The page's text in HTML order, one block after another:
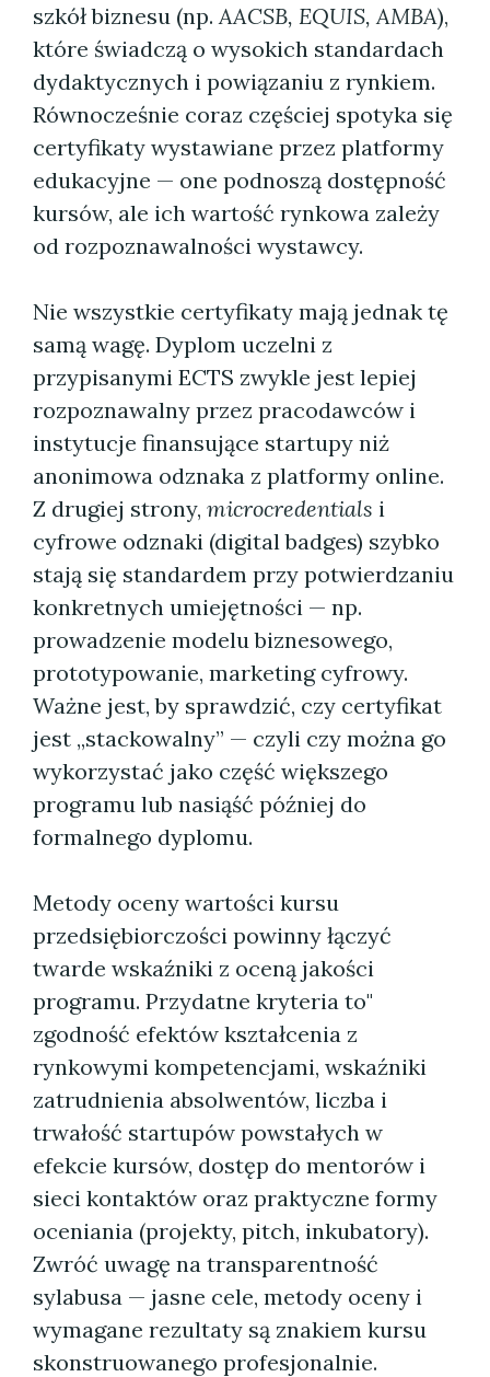
szkół biznesu (np.AACSB, EQUIS, AMBA),
które świadczą o wysokich standardach
dydaktycznych i powiązaniu z rynkiem.
Równocześnie coraz częściej spotyka się
certyfikaty wystawiane przez platformy
edukacyjne — one podnoszą dostępność
kursów, ale ich wartość rynkowa zależy
od rozpoznawalności wystawcy.
Nie wszystkie certyfikaty mają jednak tę
samą wagę. Dyplom uczelni z
przypisanymi ECTS zwykle jest lepiej
rozpoznawalny przez pracodawców i
instytucje finansujące startupy niż
anonimowa odznaka z platformy online.
Z drugiej strony, microcredentials i
cyfrowe odznaki (digital badges) szybko
stają się standardem przy potwierdzaniu
konkretnych umiejętności — np.
prowadzenie modelu biznesowego,
prototypowanie, marketing cyfrowy.
Ważne jest, by sprawdzić, czy certyfikat
jest „stackowalny” — czyli czy można go
wykorzystać jako część większego
programu lub nasiąść później do
formalnego dyplomu.
Metody oceny wartości kursu
przedsiębiorczości powinny łączyć
twarde wskaźniki z oceną jakości
programu. Przydatne kryteria to"
zgodność efektów kształcenia z
rynkowymi kompetencjami, wskaźniki
zatrudnienia absolwentów, liczba i
trwałość startupów powstałych w
efekcie kursów, dostęp do mentorów i
sieci kontaktów oraz praktyczne formy
oceniania (projekty, pitch, inkubatory).
Zwróć uwagę na transparentność
sylabusa — jasne cele, metody oceny i
wymagane rezultaty są znakiem kursu
skonstruowanego profesjonalnie.